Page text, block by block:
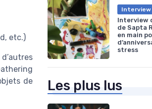
etc.)
de
Interview
Interview
de Sapta
en main
stress
Les plus lus